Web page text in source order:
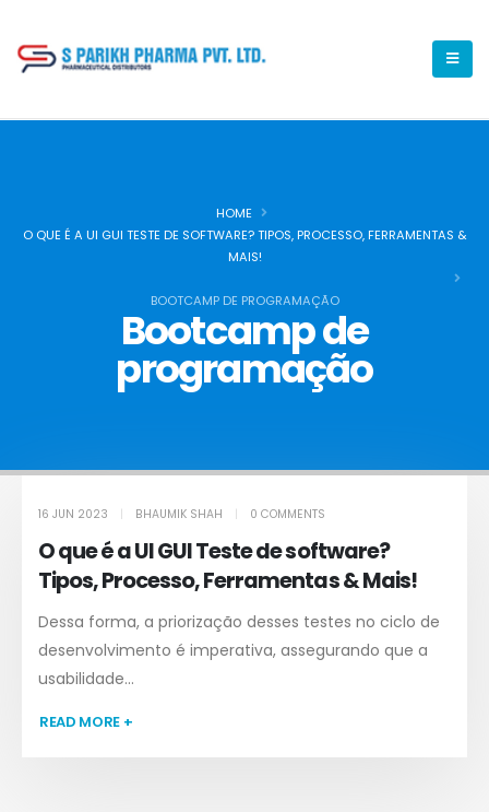
HOME
O QUE É A UI GUI TESTE DE SOFTWARE? TIPOS, PROCESSO, FERRAMENTAS &
MAIS!
BOOTCAMP DE PROGRAMAÇÃO
Bootcamp de
programação
O que é a UI GUI Teste de software?
Tipos, Processo, Ferramentas & Mais!
16 JUN 2023 BHAUMIK SHAH 0 COMMENTS
Dessa forma, a priorização desses testes no ciclo de
desenvolvimento é imperativa, assegurando que a
usabilidade...
READ MORE +